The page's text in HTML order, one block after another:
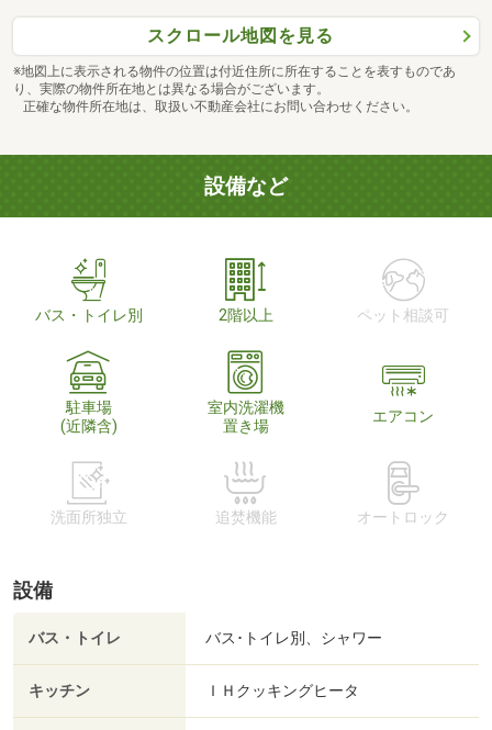
スクロール地図を見る
※地図上に表示される物件の位置は付近住所に所在することを表すものであ
り、実際の物件所在地とは異なる場合がございます。
正確な物件所在地は、取扱い不動産会社にお問い合わせください。
設備など
バス・トイレ別 2階以上 ペット相談可
駐車場
(近隣含)
室内洗濯機
置き場
エアコン
洗面所独立 追焚機能 オートロック
設備
バス・トイレ バス･トイレ別、シャワー
キッチン ＩＨクッキングヒータ